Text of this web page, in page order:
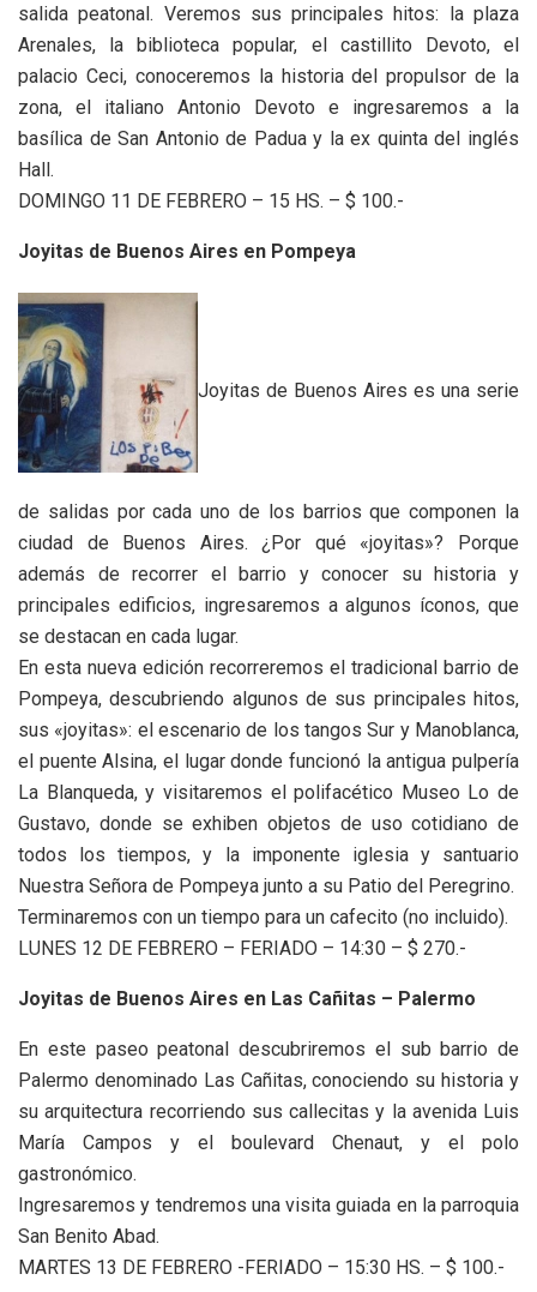
salida peatonal. Veremos sus principales hitos: la plaza
Arenales, la biblioteca popular, el castillito Devoto, el
palacio Ceci, conoceremos la historia del propulsor de la
zona, el italiano Antonio Devoto e ingresaremos a la
basílica de San Antonio de Padua y la ex quinta del inglés
Hall.
DOMINGO 11 DE FEBRERO – 15 HS. – $ 100.-
Joyitas de Buenos Aires en Pompeya
Joyitas de Buenos Aires es una serie
de salidas por cada uno de los barrios que componen la
ciudad de Buenos Aires. ¿Por qué «joyitas»? Porque
además de recorrer el barrio y conocer su historia y
principales edificios, ingresaremos a algunos íconos, que
se destacan en cada lugar.
En esta nueva edición recorreremos el tradicional barrio de
Pompeya, descubriendo algunos de sus principales hitos,
sus «joyitas»: el escenario de los tangos Sur y Manoblanca,
el puente Alsina, el lugar donde funcionó la antigua pulpería
La Blanqueda, y visitaremos el polifacético Museo Lo de
Gustavo, donde se exhiben objetos de uso cotidiano de
todos los tiempos, y la imponente iglesia y santuario
Nuestra Señora de Pompeya junto a su Patio del Peregrino.
Terminaremos con un tiempo para un cafecito (no incluido).
LUNES 12 DE FEBRERO – FERIADO – 14:30 – $ 270.-
Joyitas de Buenos Aires en Las Cañitas – Palermo
En este paseo peatonal descubriremos el sub barrio de
Palermo denominado Las Cañitas, conociendo su historia y
su arquitectura recorriendo sus callecitas y la avenida Luis
María Campos y el boulevard Chenaut, y el polo
gastronómico.
Ingresaremos y tendremos una visita guiada en la parroquia
San Benito Abad.
MARTES 13 DE FEBRERO -FERIADO – 15:30 HS. – $ 100.-